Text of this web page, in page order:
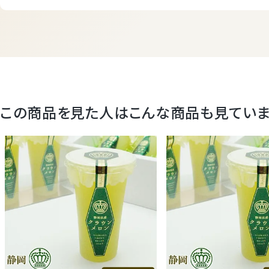
この商品を見た人はこんな商品も見てい